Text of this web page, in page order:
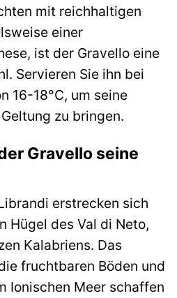
mit reichhaltigen
einer
ist der Gravello eine
Servieren Sie ihn bei
16-18°C, um seine
zu bringen.
Gravello seine
erstrecken sich
Hügel des Val di Neto,
Kalabriens. Das
fruchtbaren Böden und
Ionischen Meer schaffen